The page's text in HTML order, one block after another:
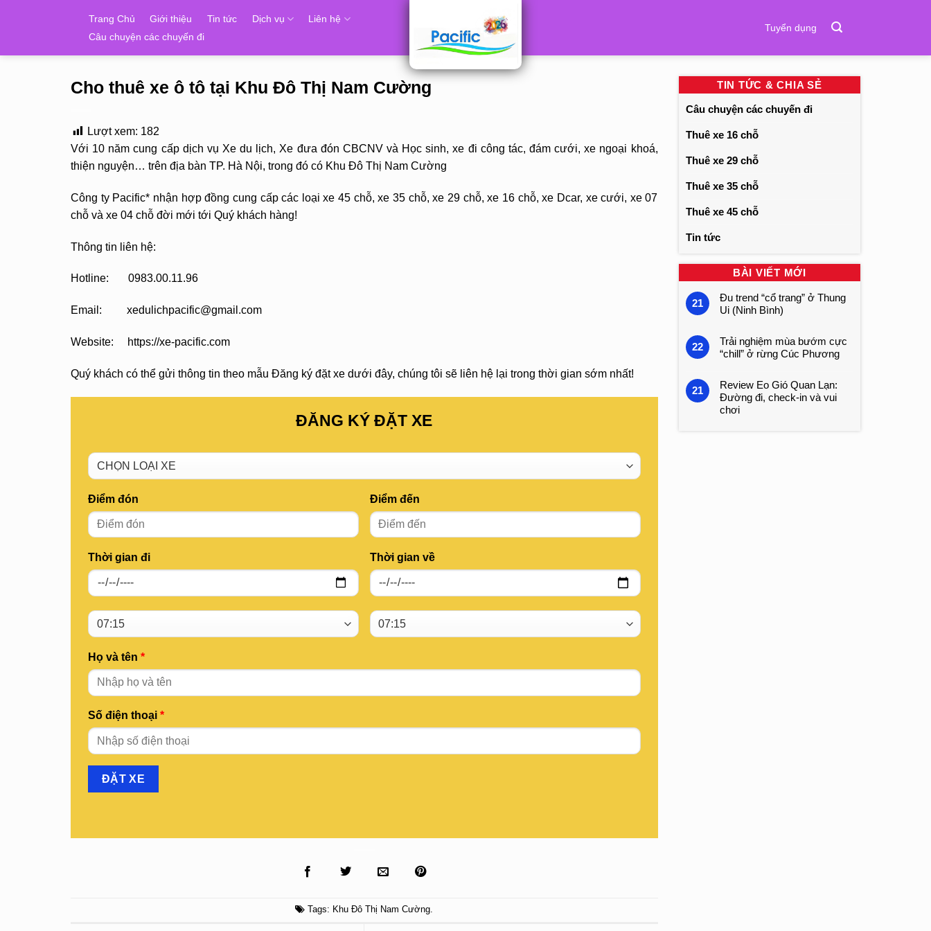
Trang Chủ Giới thiệu Tin tức Dịch vụ
Liên hệ
Câu chuyện các chuyến đi
Tuyển dụng
Cho thuê xe ô tô tại Khu Đô Thị Nam Cường
Lượt xem: 182
Với 10 năm cung cấp dịch vụ Xe du lịch, Xe đưa đón CBCNV và Học sinh, xe đi công tác, đám cưới, xe ngoại khoá,
thiện nguyện… trên địa bàn TP. Hà Nội, trong đó có Khu Đô Thị Nam Cường
Công ty Pacific* nhận hợp đồng cung cấp các loại xe 45 chỗ, xe 35 chỗ, xe 29 chỗ, xe 16 chỗ, xe Dcar, xe cưới, xe 07
chỗ và xe 04 chỗ đời mới tới Quý khách hàng!
Thông tin liên hệ:
Hotline: 0983.00.11.96
Email: xedulichpacific@gmail.com
Website: https://xe-pacific.com
Quý khách có thể gửi thông tin theo mẫu Đăng ký đặt xe dưới đây, chúng tôi sẽ liên hệ lại trong thời gian sớm nhất!
ĐĂNG KÝ ĐẶT XE
Điểm đón
Thời gian đi
Điểm đến
Thời gian về
Họ và tên *
Số điện thoại *
Tags: Khu Đô Thị Nam Cường.
TIN TỨC & CHIA SẺ
Câu chuyện các chuyến đi
Thuê xe 16 chỗ
Thuê xe 29 chỗ
Thuê xe 35 chỗ
Thuê xe 45 chỗ
Tin tức
BÀI VIẾT MỚI
21
Đu trend “cổ trang” ở Thung
Ui (Ninh Bình)
22
Trải nghiệm mùa bướm cực
“chill” ở rừng Cúc Phương
21
Review Eo Gió Quan Lạn:
Đường đi, check-in và vui
chơi